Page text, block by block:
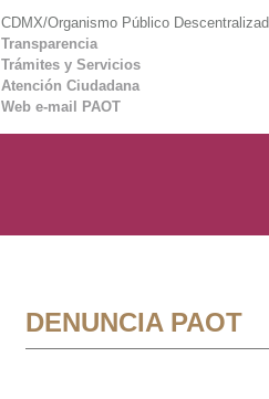
CDMX/Organismo Público
Transparencia
Trámites y Servicios
Atención Ciudadana
Web e-mail PAOT
DENUNCIA PAOT